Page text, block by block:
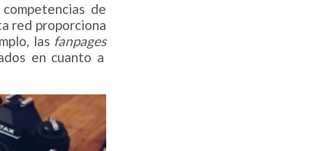
de
red proporciona
las fanpages
en cuanto a